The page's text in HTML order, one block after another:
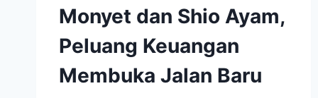
Monyet dan Shio Ayam,
Peluang Keuangan
Membuka Jalan Baru